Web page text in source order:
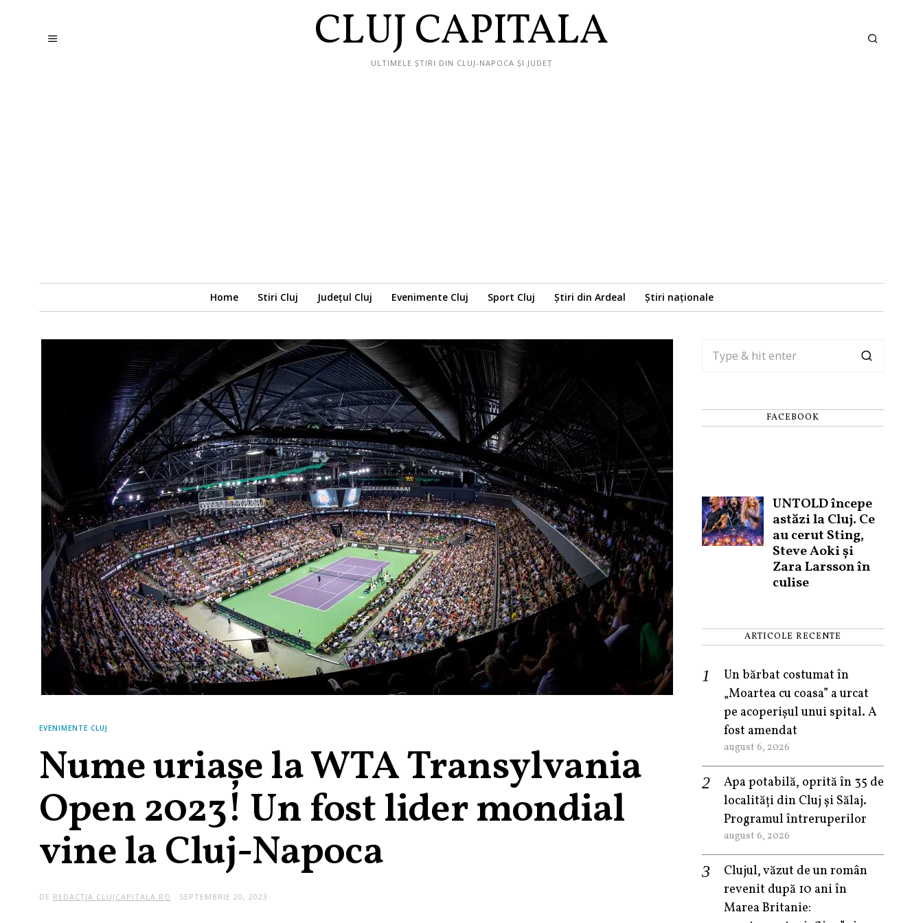
CLUJ CAPITALA
ULTIMELE ȘTIRI DIN CLUJ-NAPOCA ȘI JUDEȚ
Home Stiri Cluj Județul Cluj Evenimente Cluj Sport Cluj Știri din Ardeal Știri naționale
EVENIMENTE CLUJ
Nume uriașe la WTA Transylvania
Open 2023! Un fost lider mondial
vine la Cluj-Napoca
DE REDACȚIA CLUJCAPITALA.RO SEPTEMBRIE 20, 2023
FACEBOOK
UNTOLD începe
astăzi la Cluj. Ce
au cerut Sting,
Steve Aoki și
Zara Larsson în
culise
ARTICOLE RECENTE
Un bărbat costumat în
„Moartea cu coasa” a urcat
pe acoperișul unui spital. A
fost amendat
august 6, 2026
Apa potabilă, oprită în 35 de
localități din Cluj și Sălaj.
Programul întreruperilor
august 6, 2026
Clujul, văzut de un român
revenit după 10 ani în
Marea Britanie: